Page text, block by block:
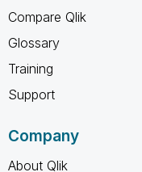
Compare Qlik
Glossary
Training
Support
Company
About Qlik